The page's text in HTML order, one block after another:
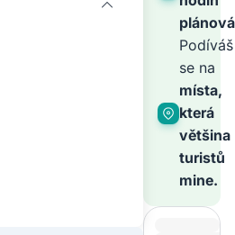
je
Podíváš
se na
místa,
která
většina
turistů
mine.